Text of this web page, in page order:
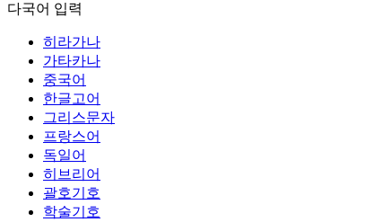
다국어 입력
히라가나
가타카나
중국어
한글고어
그리스문자
프랑스어
독일어
히브리어
괄호기호
학술기호